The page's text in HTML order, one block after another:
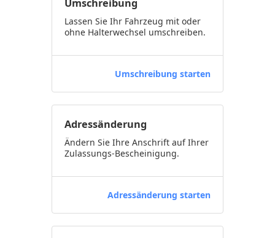
Umschreibung
Lassen Sie Ihr Fahrzeug mit oder
ohne Halterwechsel umschreiben.
Umschreibung starten
Adressänderung
Ändern Sie Ihre Anschrift auf Ihrer
Zulassungs-Bescheinigung.
Adressänderung starten